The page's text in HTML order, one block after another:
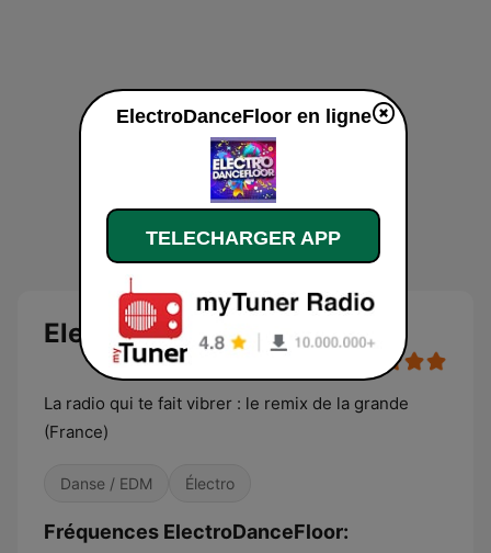
ElectroDanceFloor
La radio qui te fait vibrer : le remix de la grande
(France)
Danse / EDM Électro
Fréquences ElectroDanceFloor:
ElectroDanceFloor en ligne
TELECHARGER APP